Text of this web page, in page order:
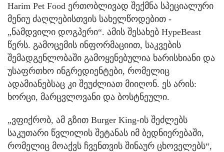
Harim Pet Food ერთობლივად შექმნა სპეციალური
მენიუ ძაღლებისთვის სახელწოდებით -
„ნამდვილი დოგპერი“. ამის შესახებ HypeBeast
წერს. გამოცემის ინფორმაციით, საკვების
შემადგენლობაში გამოყენებულია ხარისხიანი და
უსაფრთხო ინგრედიენტები, რომელიც
ადამიანებსაც კი შეუძლიათ მიიღონ. ეს არის:
ხორცი, მარცვლოვანი და ბოსტნეული.
„ვფიქრობ, ამ გზით Burger King-ის შეძლებს
საკუთარი წვლილის შეტანას იმ ბედნიერებაში,
რომელიც მოაქვს ჩვენთვის შინაურ ცხოველებს“,